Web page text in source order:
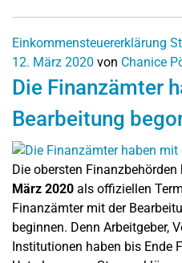
Einkommensteuererklärung
12. März 2020 von Chanice
Die Finanzämter
Bearbeitung
Die obersten
März 2020 als offiziellen
Finanzämter mit der
beginnen. Denn Arbeitgeber,
Institutionen haben bis Ende